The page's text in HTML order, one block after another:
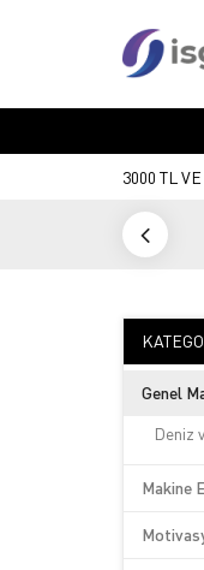
3000 TL
Genel
Deniz
Makine